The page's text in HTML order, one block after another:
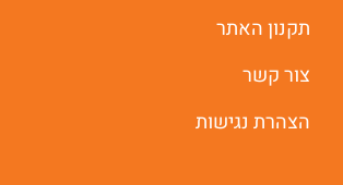
תקנון האתר
צור קשר
הצהרת נגישות